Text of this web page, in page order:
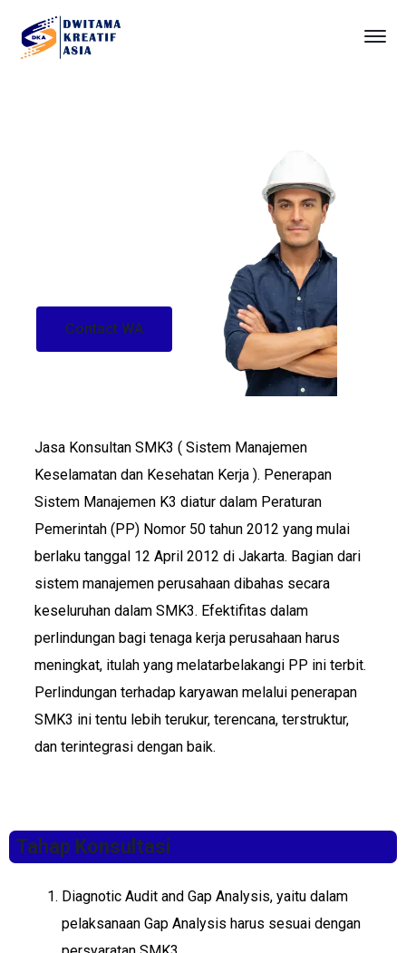
Contact WA
Jasa Konsultan SMK3 ( Sistem Manajemen
Keselamatan dan Kesehatan Kerja ). Penerapan
Sistem Manajemen K3 diatur dalam Peraturan
Pemerintah (PP) Nomor 50 tahun 2012 yang mulai
berlaku tanggal 12 April 2012 di Jakarta. Bagian dari
sistem manajemen perusahaan dibahas secara
keseluruhan dalam SMK3. Efektifitas dalam
perlindungan bagi tenaga kerja perusahaan harus
meningkat, itulah yang melatarbelakangi PP ini terbit.
Perlindungan terhadap karyawan melalui penerapan
SMK3 ini tentu lebih terukur, terencana, terstruktur,
dan terintegrasi dengan baik.
Tahap Konsultasi
Diagnotic Audit and Gap Analysis, yaitu dalam
pelaksanaan Gap Analysis harus sesuai dengan